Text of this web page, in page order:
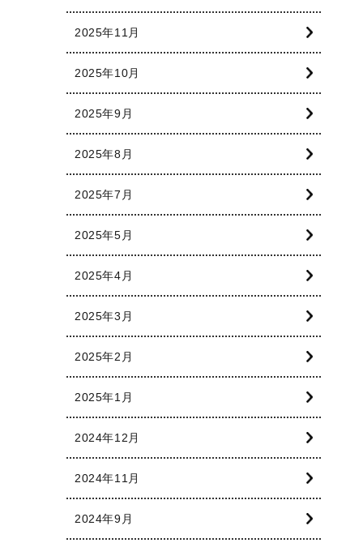
2025年11月
2025年10月
2025年9月
2025年8月
2025年7月
2025年5月
2025年4月
2025年3月
2025年2月
2025年1月
2024年12月
2024年11月
2024年9月